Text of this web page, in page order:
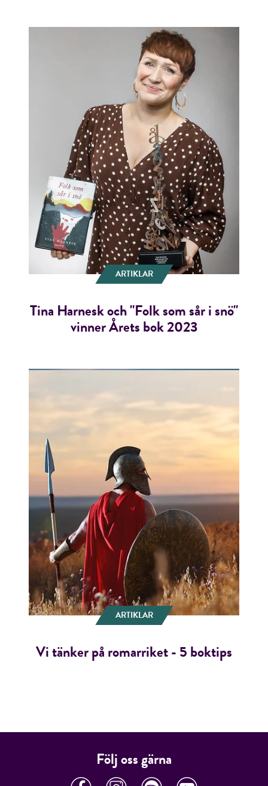
ARTIKLAR
Tina Harnesk och "Folk som sår i snö"
vinner Årets bok 2023
ARTIKLAR
Vi tänker på romarriket - 5 boktips
Följ oss gärna